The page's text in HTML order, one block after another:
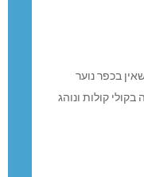
בכפר נוער
קולות ונוהג